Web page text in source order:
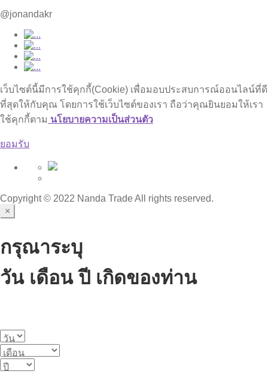
@jonandakr
เว็บไซต์นี้มีการใช้คุกกี้(Cookie) เพื่อมอบประสบการณ์ออนไลน์ที่ดี
ที่สุดให้กับคุณ โดยการใช้เว็บไซต์ของเรา ถือว่าคุณยินยอมให้เรา
ใช้คุกกี้ตาม นโยบายความเป็นส่วนตัว
ยอมรับ
Copyright © 2022 Nanda Trade All rights reserved.
×
กรุณาระบุ
วัน เดือน ปี เกิดของท่าน